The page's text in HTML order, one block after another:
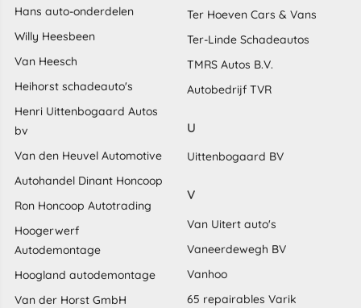
Hans auto-onderdelen
Willy Heesbeen
Van Heesch
Heihorst schadeauto's
Henri Uittenbogaard Autos
bv
Van den Heuvel Automotive
Autohandel Dinant Honcoop
Ron Honcoop Autotrading
Hoogerwerf
Autodemontage
Hoogland autodemontage
Van der Horst GmbH
Ter Hoeven Cars & Vans
Ter-Linde Schadeautos
TMRS Autos B.V.
Autobedrijf TVR
U
Uittenbogaard BV
V
Van Uitert auto's
Vaneerdewegh BV
Vanhoo
65 repairables Varik